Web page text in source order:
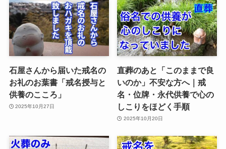
石屋さんから届いた戒名の
お礼のお葉書「戒名授与と
供養のこころ」
2025年10月27日
直葬のあと「このままで良
いのか」不安な方へ｜戒
名・位牌・永代供養で心の
しこりをほどく手順
2025年10月20日